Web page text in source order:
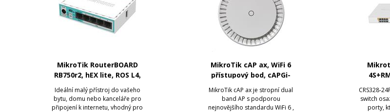
MikroTik RouterBOARD
RB750r2, hEX lite, ROS L4,
5x LAN,
Ideální malý přístroj do vašeho
bytu, domu nebo kanceláře pro
připojení k internetu, vhodný pro
MikroTik cAP ax, WiFi 6
přístupový bod, cAPGi-
5HaxD2HaxD
MikroTik cAP ax je stropní dual
band AP s podporou
nejnovějšího standardu WiFi 6 ,
CRS328-
switch
porty,